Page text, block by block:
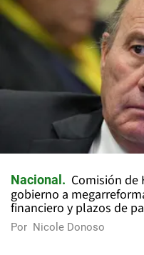
Nacional
Comisión de
gobierno a
financiero y plazos de
Por Nicole Donoso